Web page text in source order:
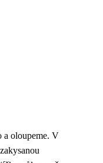
a oloupeme. V